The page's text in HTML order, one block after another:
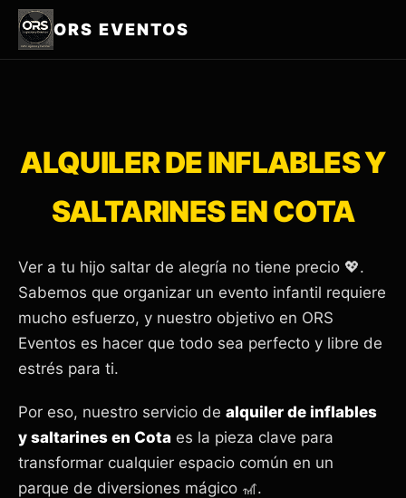
ORS EVENTOS
ALQUILER DE INFLABLES Y
SALTARINES EN COTA
Ver a tu hijo saltar de alegría no tiene precio 💖.
Sabemos que organizar un evento infantil requiere
mucho esfuerzo, y nuestro objetivo en ORS
Eventos es hacer que todo sea perfecto y libre de
estrés para ti.
Por eso, nuestro servicio de alquiler de inflables
y saltarines en Cota es la pieza clave para
transformar cualquier espacio común en un
parque de diversiones mágico 🎢.